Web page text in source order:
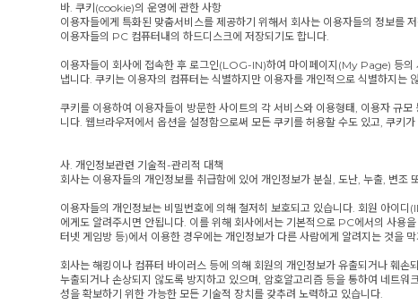
바. 쿠키(cookie)의 운영에 관한 사항
이용자들에게 특화된 맞춤서비스를 제공하기 위해서 회사는 이용자들의 정보
이용자들의 PC 컴퓨터내의 하드디스크에 저장되기도 합니다.
이용자들이 회사에 접속한 후 로그인(LOG-IN)하여 마이페이지(My Page) 등의
냅니다. 쿠키는 이용자의 컴퓨터는 식별하지만 이용자를 개인적으로 식별하지는
쿠키를 이용하여 이용자들이 방문한 사이트의 각 서비스와 이용형태, 이용자 규
니다. 웹브라우저에서 옵션을 설정함으로써 모든 쿠키를 허용할 수도 있고, 쿠키
사. 개인정보관련 기술적-관리적 대책
회사는 이용자들의 개인정보를 취급함에 있어 개인정보가 분실, 도난, 누출, 변
이용자들의 개인정보는 비밀번호에 의해 철저히 보호되고 있습니다. 회원 아이
에게도 알려주시면 안됩니다. 이를 위해 회사에서는 기본적으로 PC에서의 사
터넷 게임방 등)에서 이용한 경우에는 개인정보가 다른 사람에게 알려지는 것을
회사는 해킹이나 컴퓨터 바이러스 등에 의해 회원의 개인정보가 유출되거나 훼
누출되거나 손상되지 않도록 방지하고 있으며, 암호알고리즘 등을 통하여 네트
성을 확보하기 위한 가능한 모든 기술적 장치를 갖추려 노력하고 있습니다.